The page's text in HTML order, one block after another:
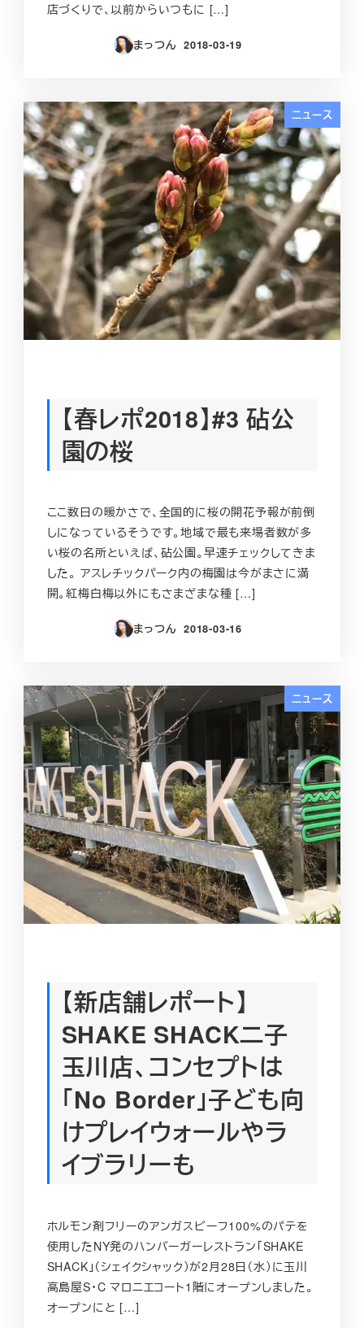
店づくりで、以前からいつもに […]
まっつん
投稿日
2018-03-19
ニュース
【春レポ2018】#3 砧公
園の桜
ここ数日の暖かさで、全国的に桜の開花予報が前倒
しになっているそうです。地域で最も来場者数が多
い桜の名所といえば、砧公園。早速チェックしてきま
した。 アスレチックパーク内の梅園は今がまさに満
開。紅梅白梅以外にもさまざまな種 […]
まっつん
投稿日
2018-03-16
ニュース
【新店舗レポート】
SHAKE SHACK二子
玉川店、コンセプトは
「No Border」子ども向
けプレイウォールやラ
イブラリーも
ホルモン剤フリーのアンガスビーフ100%のパテを
使用したNY発のハンバーガーレストラン「SHAKE
SHACK」（シェイクシャック）が2月28日（水）に玉川
高島屋S・C マロニエコート1階にオープンしました。
オープンにと […]